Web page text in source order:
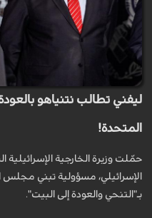
ليفني تطالب نتنياهو
المتحدة!
حمّلت وزيرة الخارجية الإسرائيلية
الإسرائيلي، مسؤولية تبني مجلس
بـ"التنحي والعودة إلى البيت".